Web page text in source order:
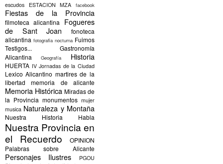
escudos ESTACION MZA facebook
Fiestas de la Provincia
filmoteca alicantina
Fogueres
de Sant Joan
fonoteca
alicantina fotografia nocturna Fuimos
Testigos...
Gastronomía
Alicantina
Geografía Historia
HUERTA IV Jornadas de la Ciudad
Lexico Alicantino martires de la
libertad
memoria de alicante
Memoria Histórica Miradas de
la Provincia monumentos mujer
musica Naturaleza y Montaña
Nuestra Historia Habla
Nuestra Provincia en
el Recuerdo
OPINION
Palabras sobre Alicante
Personajes Ilustres PGOU